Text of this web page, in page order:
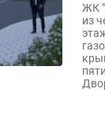
ЖК
из